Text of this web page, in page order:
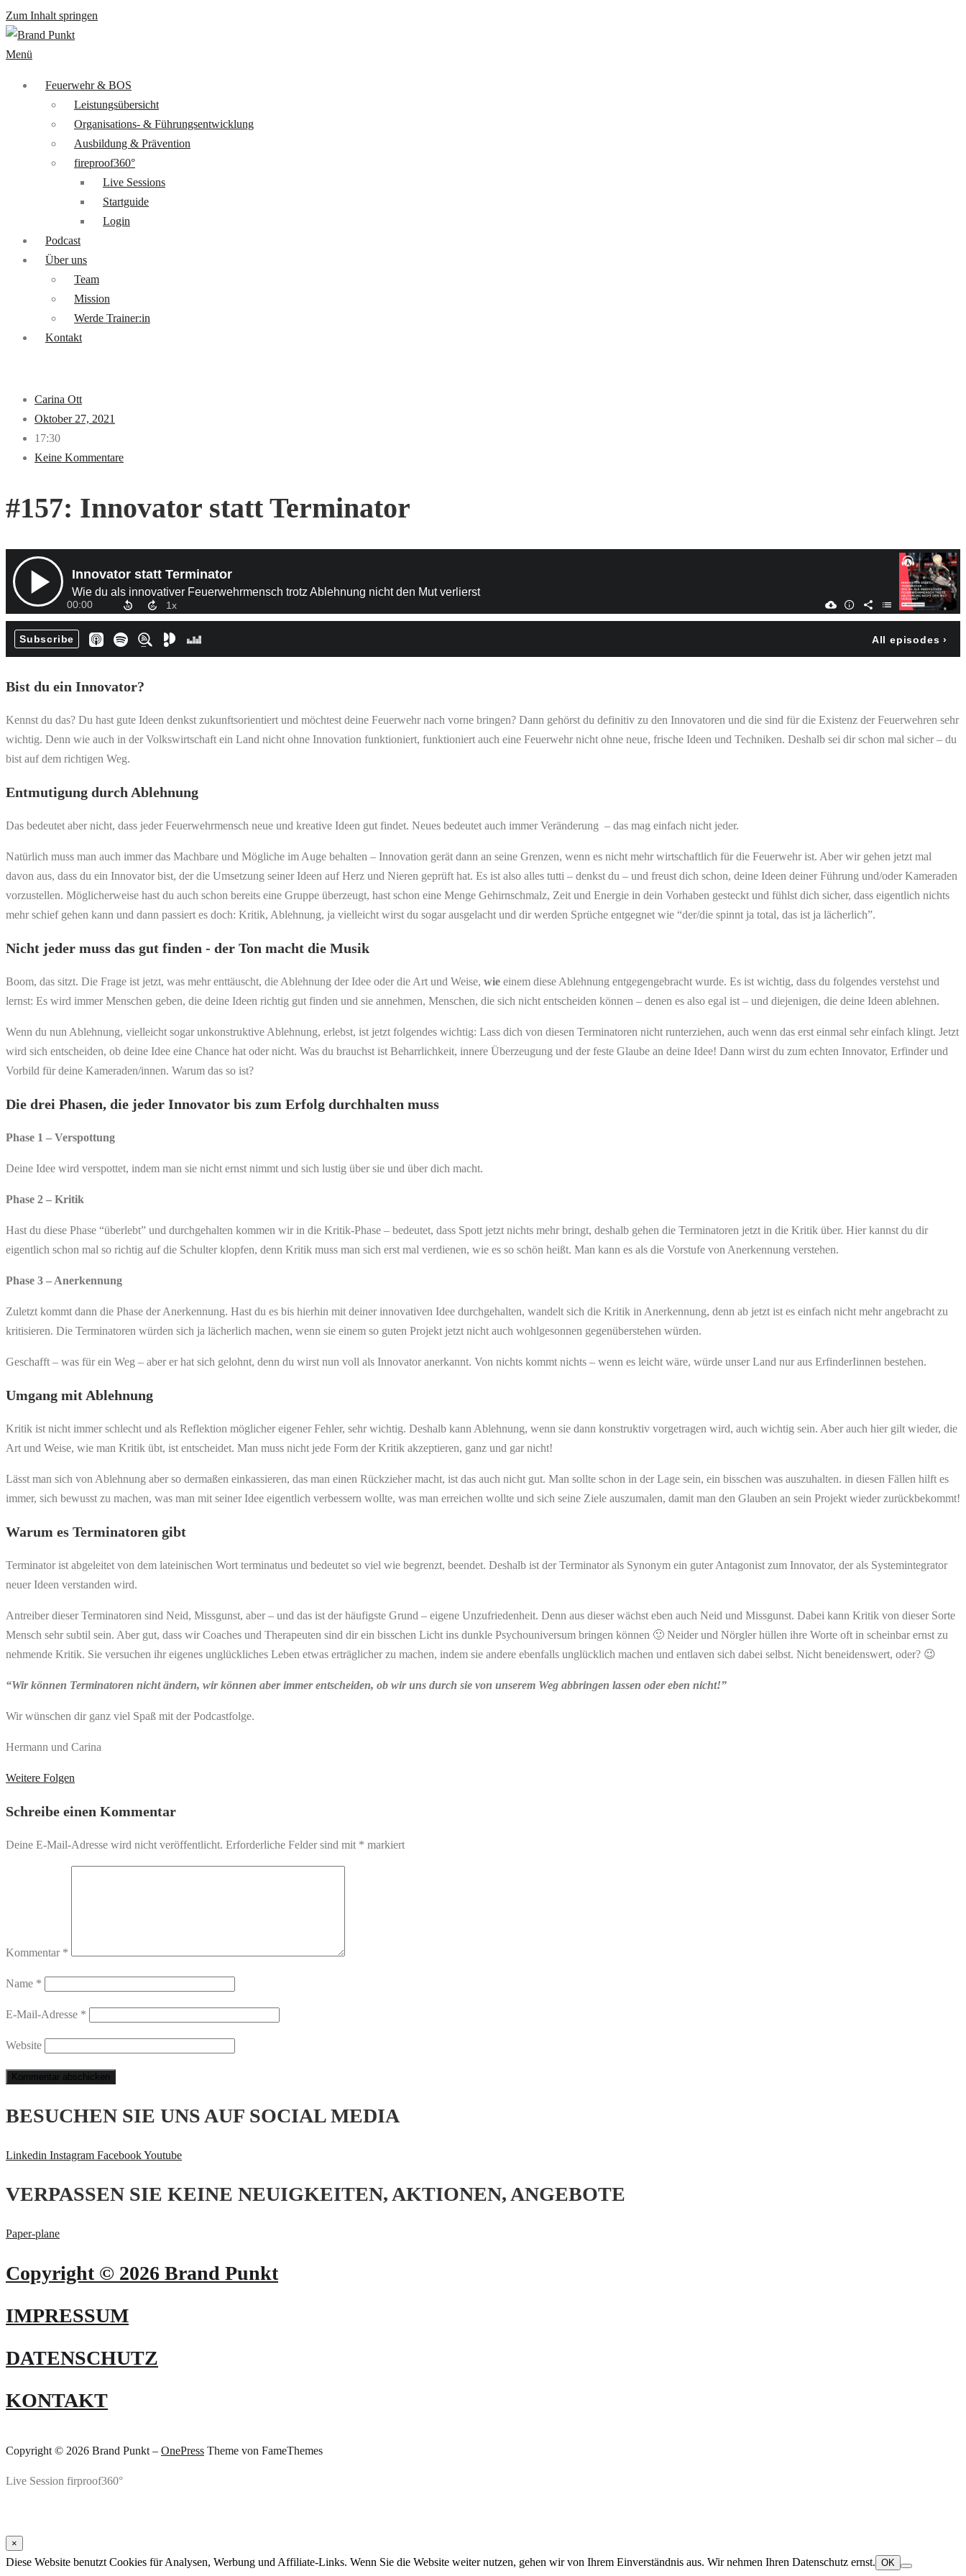
Zum Inhalt springen
Menü
Feuerwehr & BOS
Leistungsübersicht
Organisations- & Führungsentwicklung
Ausbildung & Prävention
fireproof360°
Live Sessions
Startguide
Login
Podcast
Über uns
Team
Mission
Werde Trainer:in
Kontakt
Carina Ott
Oktober 27, 2021
17:30
Keine Kommentare
#157: Innovator statt Terminator
Bist du ein Innovator?
Kennst du das? Du hast gute Ideen denkst zukunftsorientiert und möchtest deine Feuerwehr nach vorne bringen? Dann gehörst du definitiv zu den Innovatoren und die sind für die Existenz der Feuerwehren sehr
wichtig. Denn wie auch in der Volkswirtschaft ein Land nicht ohne Innovation funktioniert, funktioniert auch eine Feuerwehr nicht ohne neue, frische Ideen und Techniken. Deshalb sei dir schon mal sicher – du
bist auf dem richtigen Weg.
Entmutigung durch Ablehnung
Das bedeutet aber nicht, dass jeder Feuerwehrmensch neue und kreative Ideen gut findet. Neues bedeutet auch immer Veränderung – das mag einfach nicht jeder.
Natürlich muss man auch immer das Machbare und Mögliche im Auge behalten – Innovation gerät dann an seine Grenzen, wenn es nicht mehr wirtschaftlich für die Feuerwehr ist. Aber wir gehen jetzt mal
davon aus, dass du ein Innovator bist, der die Umsetzung seiner Ideen auf Herz und Nieren geprüft hat. Es ist also alles tutti – denkst du – und freust dich schon, deine Ideen deiner Führung und/oder Kameraden
vorzustellen. Möglicherweise hast du auch schon bereits eine Gruppe überzeugt, hast schon eine Menge Gehirnschmalz, Zeit und Energie in dein Vorhaben gesteckt und fühlst dich sicher, dass eigentlich nichts
mehr schief gehen kann und dann passiert es doch: Kritik, Ablehnung, ja vielleicht wirst du sogar ausgelacht und dir werden Sprüche entgegnet wie “der/die spinnt ja total, das ist ja lächerlich”.
Nicht jeder muss das gut finden - der Ton macht die Musik
Boom, das sitzt. Die Frage ist jetzt, was mehr enttäuscht, die Ablehnung der Idee oder die Art und Weise, wie einem diese Ablehnung entgegengebracht wurde. Es ist wichtig, dass du folgendes verstehst und
lernst: Es wird immer Menschen geben, die deine Ideen richtig gut finden und sie annehmen, Menschen, die sich nicht entscheiden können – denen es also egal ist – und diejenigen, die deine Ideen ablehnen.
Wenn du nun Ablehnung, vielleicht sogar unkonstruktive Ablehnung, erlebst, ist jetzt folgendes wichtig: Lass dich von diesen Terminatoren nicht runterziehen, auch wenn das erst einmal sehr einfach klingt. Jetzt
wird sich entscheiden, ob deine Idee eine Chance hat oder nicht. Was du brauchst ist Beharrlichkeit, innere Überzeugung und der feste Glaube an deine Idee! Dann wirst du zum echten Innovator, Erfinder und
Vorbild für deine Kameraden/innen. Warum das so ist?
Die drei Phasen, die jeder Innovator bis zum Erfolg durchhalten muss
Phase 1 – Verspottung
Deine Idee wird verspottet, indem man sie nicht ernst nimmt und sich lustig über sie und über dich macht.
Phase 2 – Kritik
Hast du diese Phase “überlebt” und durchgehalten kommen wir in die Kritik-Phase – bedeutet, dass Spott jetzt nichts mehr bringt, deshalb gehen die Terminatoren jetzt in die Kritik über. Hier kannst du dir
eigentlich schon mal so richtig auf die Schulter klopfen, denn Kritik muss man sich erst mal verdienen, wie es so schön heißt. Man kann es als die Vorstufe von Anerkennung verstehen.
Phase 3 – Anerkennung
Zuletzt kommt dann die Phase der Anerkennung. Hast du es bis hierhin mit deiner innovativen Idee durchgehalten, wandelt sich die Kritik in Anerkennung, denn ab jetzt ist es einfach nicht mehr angebracht zu
kritisieren. Die Terminatoren würden sich ja lächerlich machen, wenn sie einem so guten Projekt jetzt nicht auch wohlgesonnen gegenüberstehen würden.
Geschafft – was für ein Weg – aber er hat sich gelohnt, denn du wirst nun voll als Innovator anerkannt. Von nichts kommt nichts – wenn es leicht wäre, würde unser Land nur aus ErfinderIinnen bestehen.
Umgang mit Ablehnung
Kritik ist nicht immer schlecht und als Reflektion möglicher eigener Fehler, sehr wichtig. Deshalb kann Ablehnung, wenn sie dann konstruktiv vorgetragen wird, auch wichtig sein. Aber auch hier gilt wieder, die
Art und Weise, wie man Kritik übt, ist entscheidet. Man muss nicht jede Form der Kritik akzeptieren, ganz und gar nicht!
Lässt man sich von Ablehnung aber so dermaßen einkassieren, das man einen Rückzieher macht, ist das auch nicht gut. Man sollte schon in der Lage sein, ein bisschen was auszuhalten. in diesen Fällen hilft es
immer, sich bewusst zu machen, was man mit seiner Idee eigentlich verbessern wollte, was man erreichen wollte und sich seine Ziele auszumalen, damit man den Glauben an sein Projekt wieder zurückbekommt!
Warum es Terminatoren gibt
Terminator ist abgeleitet von dem lateinischen Wort terminatus und bedeutet so viel wie begrenzt, beendet. Deshalb ist der Terminator als Synonym ein guter Antagonist zum Innovator, der als Systemintegrator
neuer Ideen verstanden wird.
Antreiber dieser Terminatoren sind Neid, Missgunst, aber – und das ist der häufigste Grund – eigene Unzufriedenheit. Denn aus dieser wächst eben auch Neid und Missgunst. Dabei kann Kritik von dieser Sorte
Mensch sehr subtil sein. Aber gut, dass wir Coaches und Therapeuten sind dir ein bisschen Licht ins dunkle Psychouniversum bringen können 🙂 Neider und Nörgler hüllen ihre Worte oft in scheinbar ernst zu
nehmende Kritik. Sie versuchen ihr eigenes unglückliches Leben etwas erträglicher zu machen, indem sie andere ebenfalls unglücklich machen und entlaven sich dabei selbst. Nicht beneidenswert, oder? 😉
“Wir können Terminatoren nicht ändern, wir können aber immer entscheiden, ob wir uns durch sie von unserem Weg abbringen lassen oder eben nicht!”
Wir wünschen dir ganz viel Spaß mit der Podcastfolge.
Hermann und Carina
Weitere Folgen
Schreibe einen Kommentar
Deine E-Mail-Adresse wird nicht veröffentlicht. Erforderliche Felder sind mit * markiert
Kommentar *
Name *
E-Mail-Adresse *
Website
BESUCHEN SIE UNS AUF SOCIAL MEDIA
Linkedin Instagram FacebookYoutube
VERPASSEN SIE KEINE NEUIGKEITEN, AKTIONEN, ANGEBOTE
Paper-plane
Copyright © 2026 Brand Punkt
IMPRESSUM
DATENSCHUTZ
KONTAKT
Copyright © 2026 Brand Punkt– OnePress Theme von FameThemes
Live Session firproof360°
×
Diese Website benutzt Cookies für Analysen, Werbung und Affiliate-Links. Wenn Sie die Website weiter nutzen, gehen wir von Ihrem Einverständnis aus. Wir nehmen Ihren Datenschutz ernst. OK